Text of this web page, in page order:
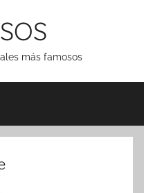
más famosos